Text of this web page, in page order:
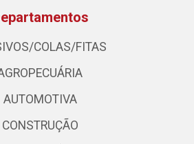
COLAS/FITAS
AUTOMOTIVA
CONSTRUÇÃO